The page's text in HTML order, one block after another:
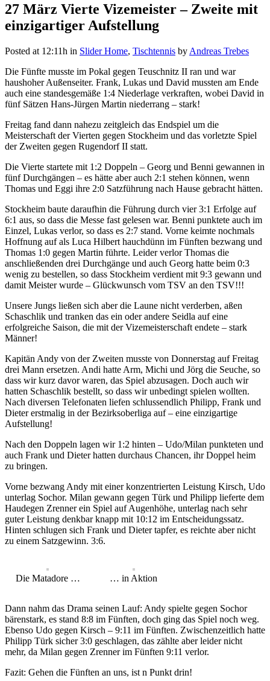
27 März Vierte Vizemeister – Zweite mit
einzigartiger Aufstellung
Posted at 12:11h in Slider Home, Tischtennis by Andreas Trebes
Die Fünfte musste im Pokal gegen Teuschnitz II ran und war
haushoher Außenseiter. Frank, Lukas und David mussten am Ende
auch eine standesgemäße 1:4 Niederlage verkraften, wobei David in
fünf Sätzen Hans-Jürgen Martin niederrang – stark!
Freitag fand dann nahezu zeitgleich das Endspiel um die
Meisterschaft der Vierten gegen Stockheim und das vorletzte Spiel
der Zweiten gegen Rugendorf II statt.
Die Vierte startete mit 1:2 Doppeln – Georg und Benni gewannen in
fünf Durchgängen – es hätte aber auch 2:1 stehen können, wenn
Thomas und Eggi ihre 2:0 Satzführung nach Hause gebracht hätten.
Stockheim baute daraufhin die Führung durch vier 3:1 Erfolge auf
6:1 aus, so dass die Messe fast gelesen war. Benni punktete auch im
Einzel, Lukas verlor, so dass es 2:7 stand. Vorne keimte nochmals
Hoffnung auf als Luca Hilbert hauchdünn im Fünften bezwang und
Thomas 1:0 gegen Martin führte. Leider verlor Thomas die
anschließenden drei Durchgänge und auch Georg hatte beim 0:3
wenig zu bestellen, so dass Stockheim verdient mit 9:3 gewann und
damit Meister wurde – Glückwunsch vom TSV an den TSV!!!
Unsere Jungs ließen sich aber die Laune nicht verderben, aßen
Schaschlik und tranken das ein oder andere Seidla auf eine
erfolgreiche Saison, die mit der Vizemeisterschaft endete – stark
Männer!
Kapitän Andy von der Zweiten musste von Donnerstag auf Freitag
drei Mann ersetzen. Andi hatte Arm, Michi und Jörg die Seuche, so
dass wir kurz davor waren, das Spiel abzusagen. Doch auch wir
hatten Schaschlik bestellt, so dass wir unbedingt spielen wollten.
Nach diversen Telefonaten liefen schlussendlich Philipp, Frank und
Dieter erstmalig in der Bezirksoberliga auf – eine einzigartige
Aufstellung!
Nach den Doppeln lagen wir 1:2 hinten – Udo/Milan punkteten und
auch Frank und Dieter hatten durchaus Chancen, ihr Doppel heim
zu bringen.
Vorne bezwang Andy mit einer konzentrierten Leistung Kirsch, Udo
unterlag Sochor. Milan gewann gegen Türk und Philipp lieferte dem
Haudegen Zrenner ein Spiel auf Augenhöhe, unterlag nach sehr
guter Leistung denkbar knapp mit 10:12 im Entscheidungssatz.
Hinten schlugen sich Frank und Dieter tapfer, es reichte aber nicht
zu einem Satzgewinn. 3:6.
Die Matadore … … in Aktion
Dann nahm das Drama seinen Lauf: Andy spielte gegen Sochor
bärenstark, es stand 8:8 im Fünften, doch ging das Spiel noch weg.
Ebenso Udo gegen Kirsch – 9:11 im Fünften. Zwischenzeitlich hatte
Philipp Türk sicher 3:0 geschlagen, das zählte aber leider nicht
mehr, da Milan gegen Zrenner im Fünften 9:11 verlor.
Fazit: Gehen die Fünften an uns, ist n Punkt drin!